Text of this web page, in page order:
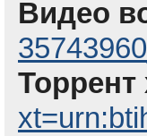
Видео
Торрент